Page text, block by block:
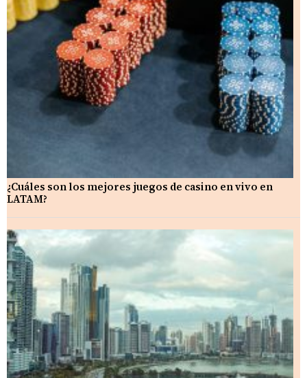
¿Cuáles son los mejores juegos de casino en vivo en
LATAM?